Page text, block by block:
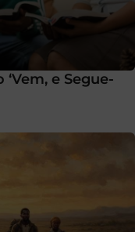
e Segue-